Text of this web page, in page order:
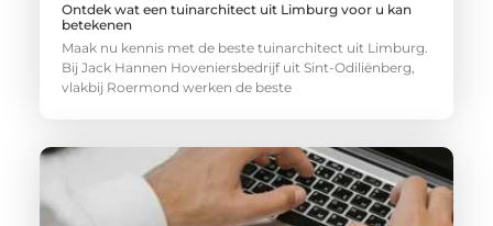
Ontdek wat een tuinarchitect uit Limburg voor u kan
betekenen
Maak nu kennis met de beste tuinarchitect uit Limburg.
Bij Jack Hannen Hoveniersbedrijf uit Sint-Odiliënberg,
vlakbij Roermond werken de beste